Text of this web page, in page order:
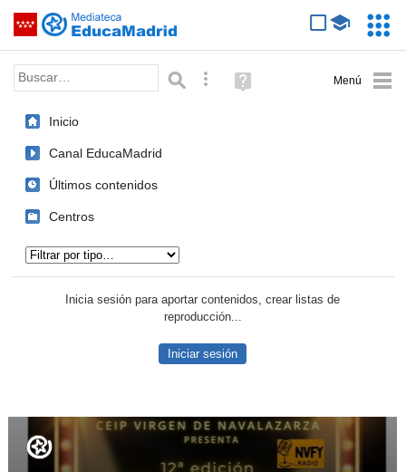
Saltar navegación
Palabra o frase: Búsqueda avanzada
Ayuda
(en
Inicio
Canal EducaMadrid
Últimos contenidos
Centros
Inicia sesión para aportar contenidos, crear listas de
reproducción...
Iniciar sesión